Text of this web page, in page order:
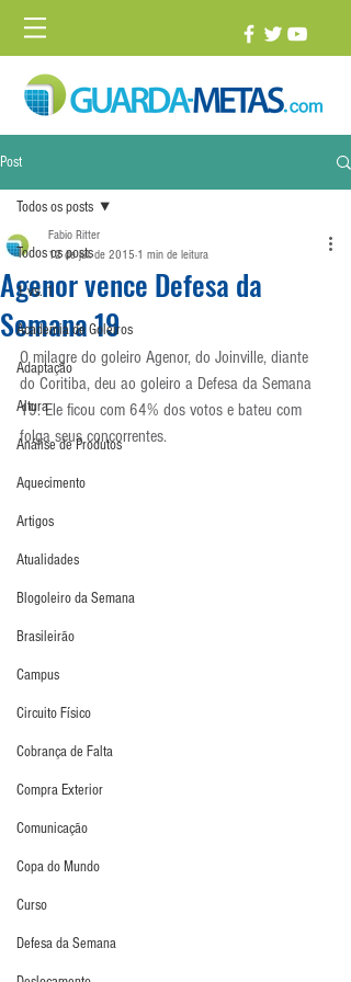
Post
Todos os posts
1 vs. 1
Academia de Goleiros
Adaptação
Altura
Análise de Produtos
Aquecimento
Artigos
Atualidades
Blogoleiro da Semana
Brasileirão
Campus
Circuito Físico
Cobrança de Falta
Compra Exterior
Comunicação
Copa do Mundo
Curso
Defesa da Semana
Todos os posts
Agenor vence Defesa da
Semana 19
Fabio Ritter
12 de jul. de 2015 1 min de leitura
O milagre do goleiro Agenor, do Joinville, diante
do Coritiba, deu ao goleiro a Defesa da Semana
19. Ele ficou com 64% dos votos e bateu com
folga seus concorrentes.